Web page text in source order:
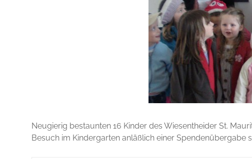
Neugierig bestaunten 16 Kinder des Wiesentheider St.
Besuch im Kindergarten anläßlich einer Spendenübergabe